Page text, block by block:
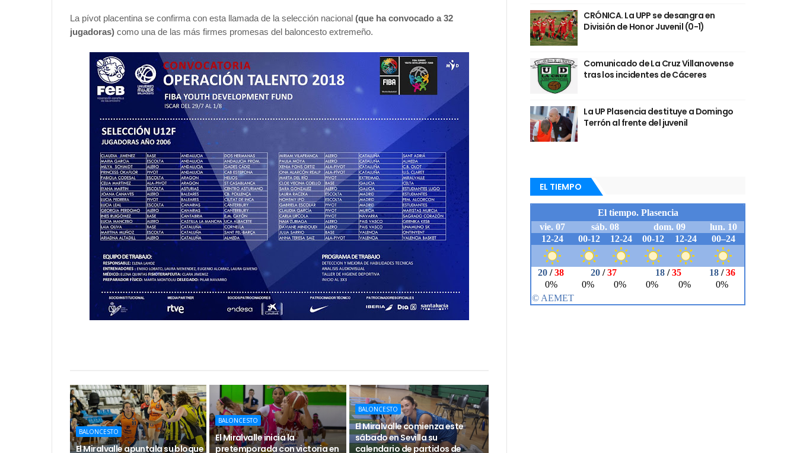
La pívot placentina se confirma con esta llamada de la selección nacional (que ha convocado a 32
jugadoras) como una de las más firmes promesas del baloncesto extremeño.
BALONCESTO
El Miralvalle apuntala su bloque
BALONCESTO
El Miralvalle inicia la
pretemporada con victoria en
BALONCESTO
El Miralvalle comienza este
sábado en Sevilla su
calendario de partidos de
CRÓNICA. La UPP se desangra en
División de Honor Juvenil (0-1)
Comunicado de La Cruz Villanovense
tras los incidentes de Cáceres
La UP Plasencia destituye a Domingo
Terrón al frente del juvenil
EL TIEMPO